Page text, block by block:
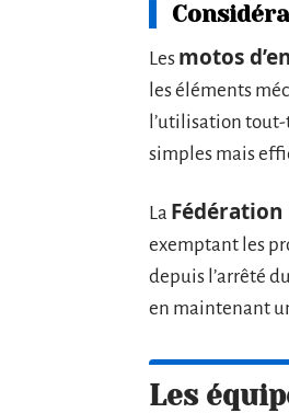
Les motos
les éléments
l’utilisation
simples mais
La Fédération
exemptant les
depuis l’arrêté
en maintenant
Les